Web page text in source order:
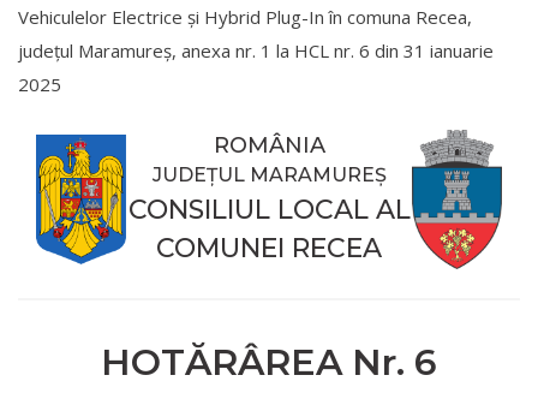
Vehiculelor Electrice și Hybrid Plug-In în comuna Recea,
județul Maramureș, anexa nr. 1 la HCL nr. 6 din 31 ianuarie
2025
ROMÂNIA
JUDEȚUL MARAMUREȘ
CONSILIUL LOCAL AL
COMUNEI RECEA
HOTĂRÂREA Nr. 6